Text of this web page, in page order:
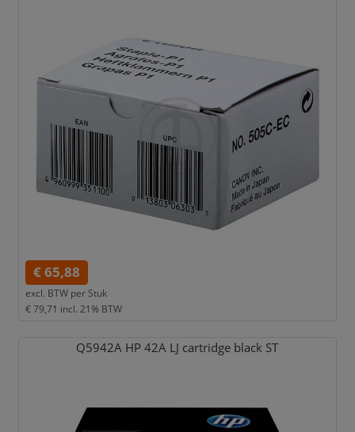
€ 65,88
excl. BTW per Stuk
€ 79,71 incl. 21% BTW
Q5942A HP 42A LJ cartridge black ST